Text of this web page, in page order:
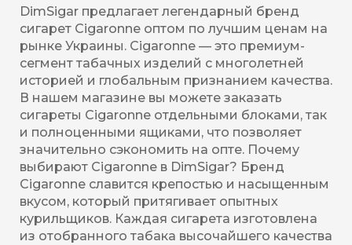
DimSigar предлагает легендарный бренд
сигарет Cigaronne оптом по лучшим ценам на
рынке Украины. Cigaronne — это премиум-
сегмент табачных изделий с многолетней
историей и глобальным признанием качества.
В нашем магазине вы можете заказать
сигареты Cigaronne отдельными блоками, так
и полноценными ящиками, что позволяет
значительно сэкономить на опте. Почему
выбирают Cigaronne в DimSigar? Бренд
Cigaronne славится крепостью и насыщенным
вкусом, который притягивает опытных
курильщиков. Каждая сигарета изготовлена
из отобранного табака высочайшего качества